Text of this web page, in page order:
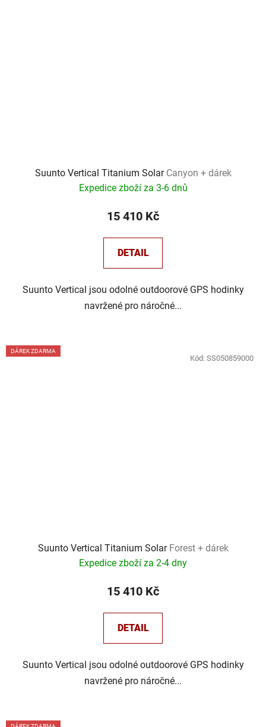
Suunto Vertical Titanium Solar Canyon + dárek
Expedice zboží za 3-6 dnů
15 410 Kč
DETAIL
Suunto Vertical jsou odolné outdoorové GPS hodinky
navržené pro náročné...
DÁREK ZDARMA
Suunto Vertical Titanium Solar Forest + dárek
Expedice zboží za 2-4 dny
15 410 Kč
DETAIL
Suunto Vertical jsou odolné outdoorové GPS hodinky
navržené pro náročné...
Kód: SS050859000